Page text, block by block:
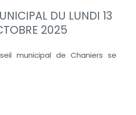
DU LUNDI 13
2025
municipal de Chaniers se